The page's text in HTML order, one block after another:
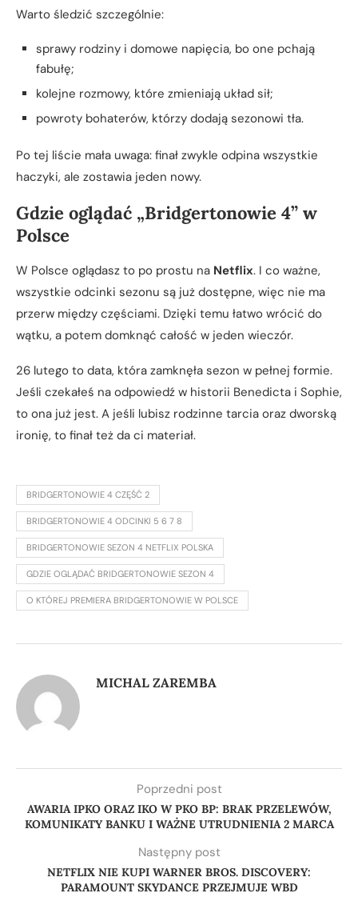
Warto śledzić szczególnie:
sprawy rodziny i domowe napięcia, bo one pchają
fabułę;
kolejne rozmowy, które zmieniają układ sił;
powroty bohaterów, którzy dodają sezonowi tła.
Po tej liście mała uwaga: finał zwykle odpina wszystkie
haczyki, ale zostawia jeden nowy.
Gdzie oglądać „Bridgertonowie 4” w
Polsce
W Polsce oglądasz to po prostu na Netflix. I co ważne,
wszystkie odcinki sezonu są już dostępne, więc nie ma
przerw między częściami. Dzięki temu łatwo wrócić do
wątku, a potem domknąć całość w jeden wieczór.
26 lutego to data, która zamknęła sezon w pełnej formie.
Jeśli czekałeś na odpowiedź w historii Benedicta i Sophie,
to ona już jest. A jeśli lubisz rodzinne tarcia oraz dworską
ironię, to finał też da ci materiał.
BRIDGERTONOWIE 4 CZĘŚĆ 2
BRIDGERTONOWIE 4 ODCINKI 5 6 7 8
BRIDGERTONOWIE SEZON 4 NETFLIX POLSKA
GDZIE OGLĄDAĆ BRIDGERTONOWIE SEZON 4
O KTÓREJ PREMIERA BRIDGERTONOWIE W POLSCE
MICHAL ZAREMBA
Poprzedni post
AWARIA IPKO ORAZ IKO W PKO BP: BRAK PRZELEWÓW,
KOMUNIKATY BANKU I WAŻNE UTRUDNIENIA 2 MARCA
Następny post
NETFLIX NIE KUPI WARNER BROS. DISCOVERY:
PARAMOUNT SKYDANCE PRZEJMUJE WBD